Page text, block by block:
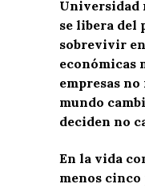
Universidad
se libera del
sobrevivir
económicas
empresas
mundo
deciden no
En la vida
menos